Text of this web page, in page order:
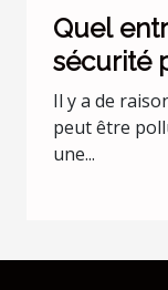
Quel
sécurité
Il y a de
peut être
une...